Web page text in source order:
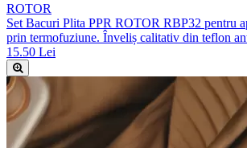
ROTOR
Set Bacuri Plita PPR ROTOR RBP32 pentru
prin termofuziune. Înveliș calitativ din teflon
15.50 Lei